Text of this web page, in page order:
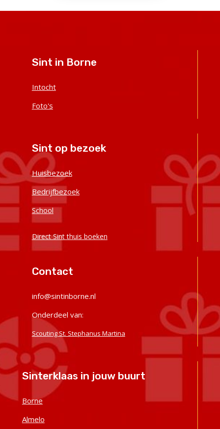
Sint in Borne
Intocht
Foto's
Sint op bezoek
Huisbezoek
Bedrijfbezoek
School
Direct Sint thuis boeken
Contact
‭info@sintinborne.nl
Onderdeel van:
Scouting St. Stephanus Martina
Sinterklaas in jouw buurt
Borne
Almelo